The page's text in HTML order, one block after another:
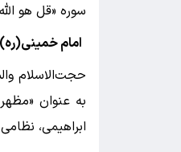
سوره «قل هو
امام
حجت‌الاسلام
به عنوان
ابراهیمی،